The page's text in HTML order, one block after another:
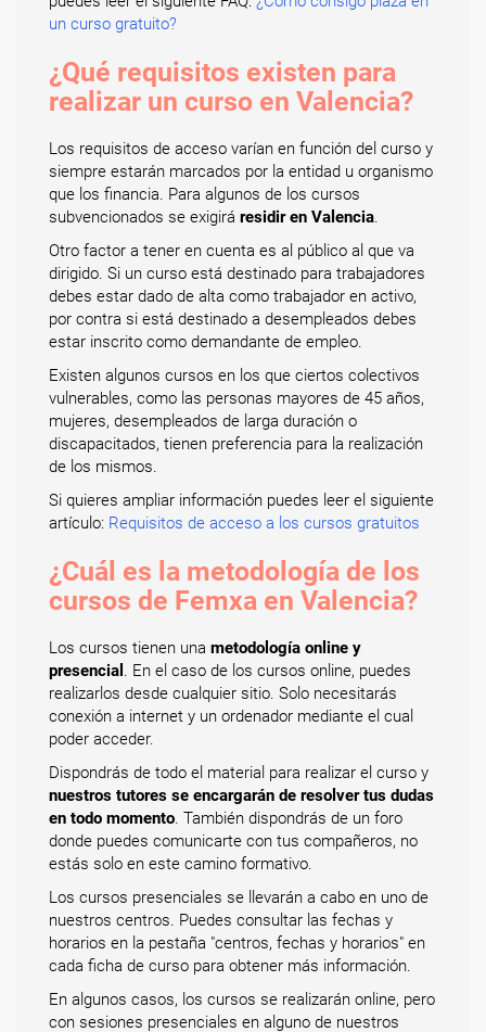
un curso gratuito?
¿Qué requisitos existen para
realizar un curso en Valencia?
Los requisitos de acceso varían en función del curso y
siempre estarán marcados por la entidad u organismo
que los financia. Para algunos de los cursos
subvencionados se exigirá residir en Valencia.
Otro factor a tener en cuenta es al público al que va
dirigido. Si un curso está destinado para trabajadores
debes estar dado de alta como trabajador en activo,
por contra si está destinado a desempleados debes
estar inscrito como demandante de empleo.
Existen algunos cursos en los que ciertos colectivos
vulnerables, como las personas mayores de 45 años,
mujeres, desempleados de larga duración o
discapacitados, tienen preferencia para la realización
de los mismos.
Si quieres ampliar información puedes leer el siguiente
artículo: Requisitos de acceso a los cursos gratuitos
¿Cuál es la metodología de los
cursos de Femxa en Valencia?
Los cursos tienen una metodología online y
presencial . En el caso de los cursos online, puedes
realizarlos desde cualquier sitio. Solo necesitarás
conexión a internet y un ordenador mediante el cual
poder acceder.
Dispondrás de todo el material para realizar el curso y
nuestros tutores se encargarán de resolver tus dudas
en todo momento. También dispondrás de un foro
donde puedes comunicarte con tus compañeros, no
estás solo en este camino formativo.
Los cursos presenciales se llevarán a cabo en uno de
nuestros centros. Puedes consultar las fechas y
horarios en la pestaña "centros, fechas y horarios" en
cada ficha de curso para obtener más información.
En algunos casos, los cursos se realizarán online, pero
con sesiones presenciales en alguno de nuestros